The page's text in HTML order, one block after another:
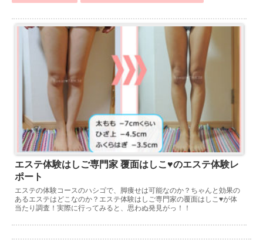
エステ体験はしご専門家 覆面はしこ♥のエステ体験レ
ポート
エステの体験コースのハシゴで、脚痩せは可能なのか？ちゃんと効果の
あるエステはどこなのか？エステ体験はしご専門家の覆面はしこ♥が体
当たり調査！実際に行ってみると、思わぬ発見がっ！！